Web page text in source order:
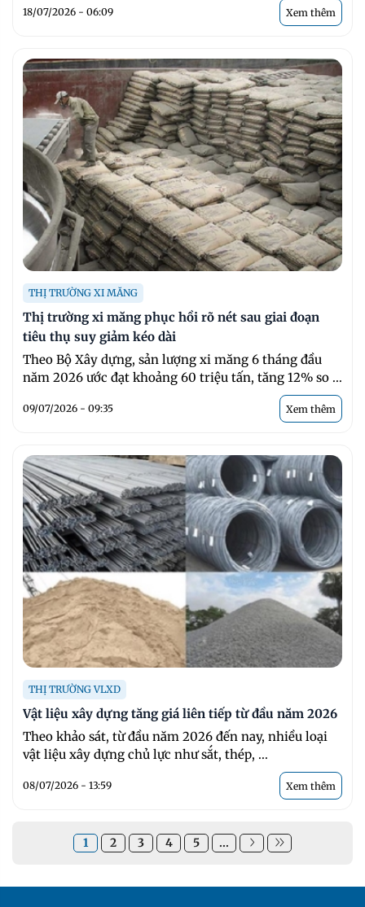
18/07/2026 - 06:09 Xem thêm
THỊ TRƯỜNG XI MĂNG
Thị trường xi măng phục hồi rõ nét sau giai đoạn
tiêu thụ suy giảm kéo dài
Theo Bộ Xây dựng, sản lượng xi măng 6 tháng đầu
năm 2026 ước đạt khoảng 60 triệu tấn, tăng 12% so ...
09/07/2026 - 09:35 Xem thêm
THỊ TRƯỜNG VLXD
Vật liệu xây dựng tăng giá liên tiếp từ đầu năm 2026
Theo khảo sát, từ đầu năm 2026 đến nay, nhiều loại
vật liệu xây dựng chủ lực như sắt, thép, ...
08/07/2026 - 13:59 Xem thêm
1 2 3 4 5 ...